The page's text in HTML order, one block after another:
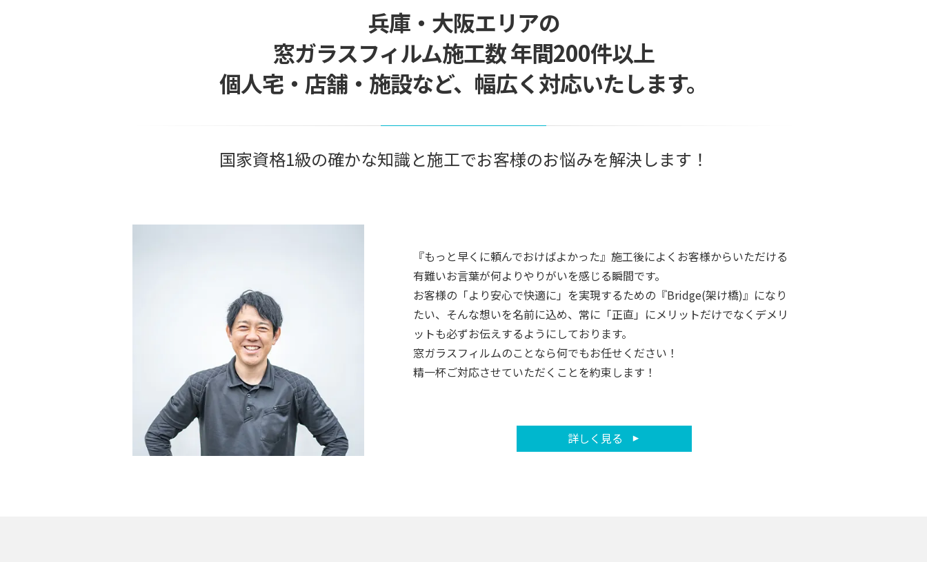
お盆休暇のお知らせ兵庫・大阪エリアの
窓ガラスフィルム施工数 年間200件以上
個人宅・店舗・施設など、幅広く対応いたします。
国家資格1級の確かな知識と施工でお客様のお悩みを解決します！
『もっと早くに頼んでおけばよかった』施工後によくお客様からいただける
有難いお言葉が何よりやりがいを感じる瞬間です。
お客様の「より安心で快適に」を実現するための『Bridge(架け橋)』になり
たい、そんな想いを名前に込め、常に「正直」にメリットだけでなくデメリ
ットも必ずお伝えするようにしております。
窓ガラスフィルムのことなら何でもお任せください！
精一杯ご対応させていただくことを約束します！
詳しく見る